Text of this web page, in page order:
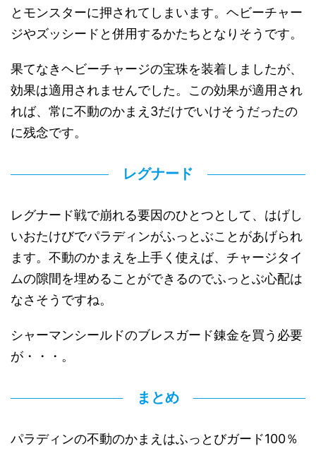
とモンスターに押されてしまいます。ヘビーチャー
ジやズッシードと併用するかたちとなりそうです。
果てなきヘビーチャージの宝珠を装着しましたが、
効果は適用されませんでした。この効果が適用され
れば、常に不動のかまえ3だけでいけそうだったの
に残念です。
レグナード
レグナード戦で崩れる要因のひとつとして、はげし
いおたけびでパラディンがふっとぶことがあげられ
ます。不動のかまえを上手く使えば、チャージタイ
ムの隙間を埋めることができるのでふっとぶ心配は
なさそうですね。
シャーマンシールドのブレスガード錬金を買う必要
が・・・。
まとめ
パラディンの不動のかまえはふっとびガード100％